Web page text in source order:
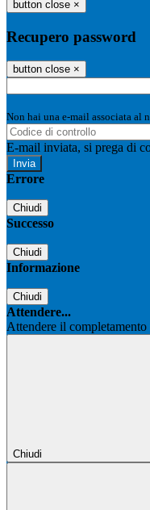
button close ×
Recupero password
button close ×
Non hai una e-mail associata al
E-mail inviata, si prega di
Errore
Chiudi
Successo
Chiudi
Informazione
Chiudi
Attendere...
Attendere il
Chiudi